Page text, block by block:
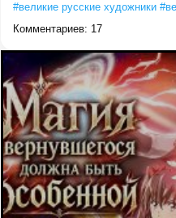
#великие русские художники
Комментариев: 17